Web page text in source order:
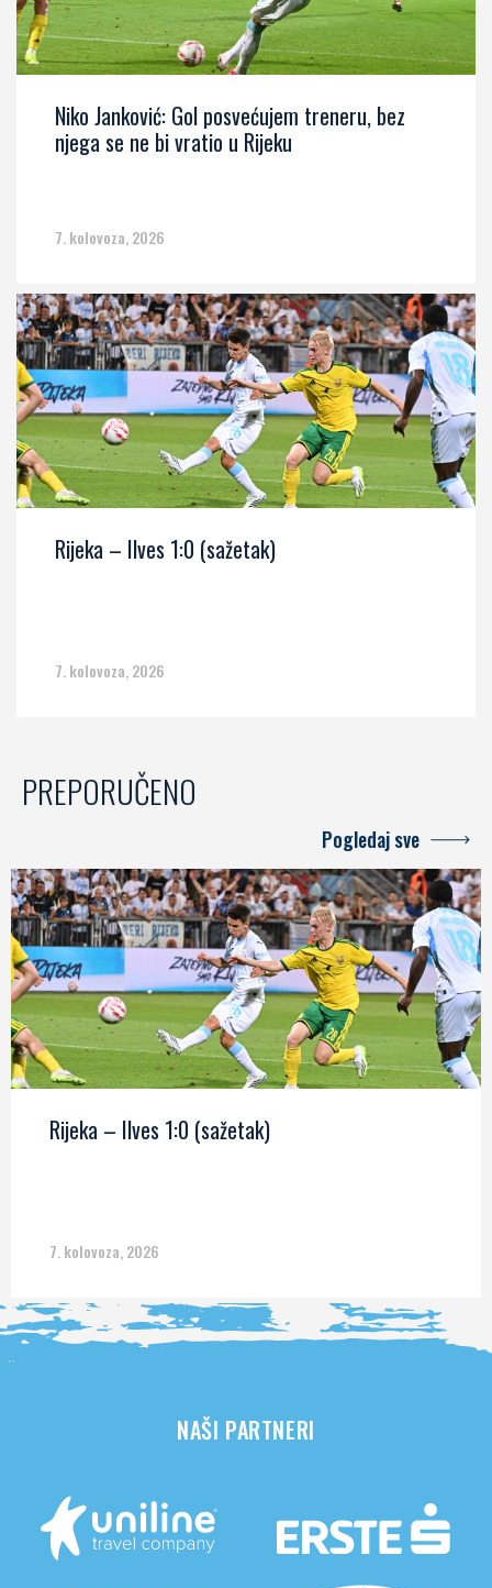
Niko Janković: Gol posvećujem treneru, bez
njega se ne bi vratio u Rijeku
7. kolovoza, 2026
Rijeka – Ilves 1:0 (sažetak)
7. kolovoza, 2026
PREPORUČENO
Pogledaj sve
Rijeka – Ilves 1:0 (sažetak)
7. kolovoza, 2026
NAŠI PARTNERI